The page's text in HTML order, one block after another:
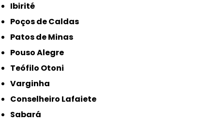
Ibirité
Poços de Caldas
Patos de Minas
Pouso Alegre
Teófilo Otoni
Varginha
Conselheiro Lafaiete
Sabará